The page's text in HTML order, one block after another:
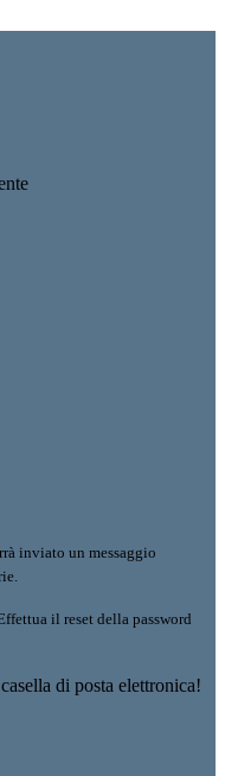
inviato un messaggio
il reset della password
di posta elettronica!